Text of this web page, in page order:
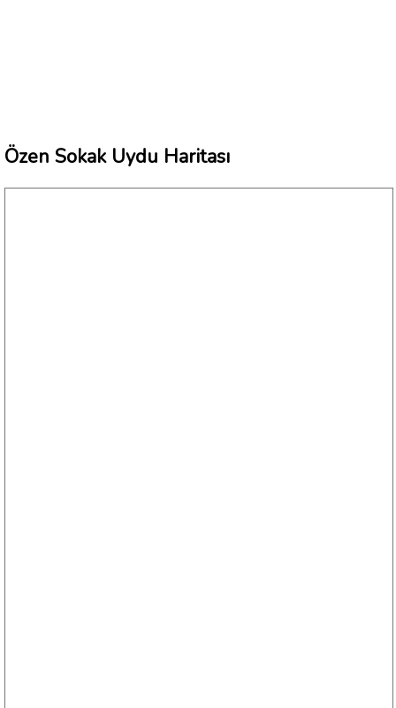
Özen Sokak Uydu Haritası